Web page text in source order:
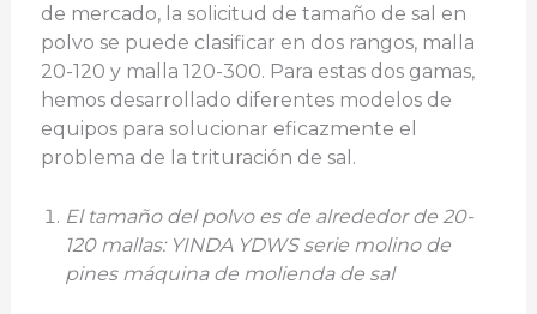
de mercado, la solicitud de tamaño de sal en
polvo se puede clasificar en dos rangos, malla
20-120 y malla 120-300. Para estas dos gamas,
hemos desarrollado diferentes modelos de
equipos para solucionar eficazmente el
problema de la trituración de sal.
El tamaño del polvo es de alrededor de 20-
120 mallas: YINDA YDWS serie molino de
pines máquina de molienda de sal